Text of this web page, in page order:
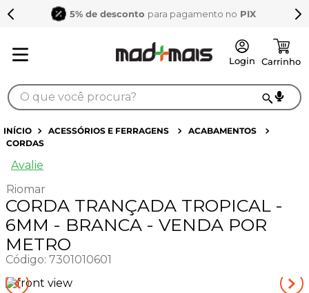
5% de desconto para pagamento no PIX
O que você procura?
ACESSÓRIOS E FERRAGENS
ACABAMENTOS
CORDAS
Avalie
Riomar
CORDA TRANÇADA TROPICAL -
6MM - BRANCA - VENDA POR
METRO
Código: 7301010601
TERMOS MAIS BUSCADOS
1º
sarrafo
2º
3º
compensado naval
4º
mdf 15mm
5º
napa
º